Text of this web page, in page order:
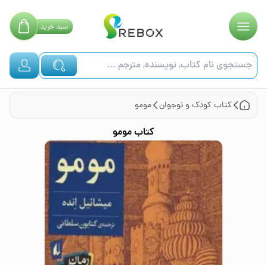
سبدخرید
کتاب کودک و نوجوان مومو
کتابمومو